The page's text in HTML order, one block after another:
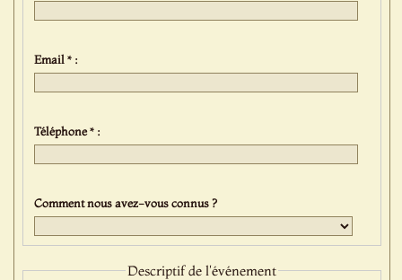
Email * :
Téléphone * :
Comment nous avez-vous connus ?
Descriptif de l'événement